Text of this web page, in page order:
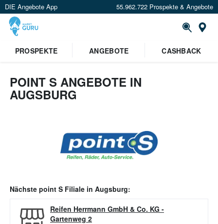
DIE Angebote App 55.962.722 Prospekte & Angebote
PROSPEKTE
ANGEBOTE CASHBACK
POINT S ANGEBOTE IN
AUGSBURG
Nächste point S Filiale in Augsburg:
Reifen Herrmann GmbH & Co. KG -
Gartenweg 2